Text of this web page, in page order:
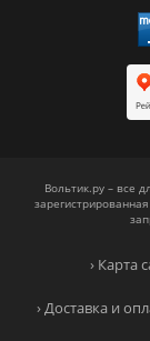
Вольтик.ру – все
› Карта
› Доставка и